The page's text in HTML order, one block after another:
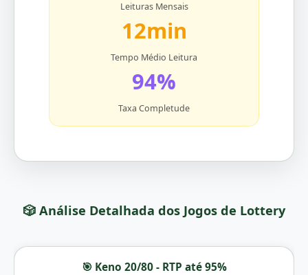
Leituras Mensais
12min
Tempo Médio Leitura
94%
Taxa Completude
🎲 Análise Detalhada dos Jogos de Lottery
🎯 Keno 20/80 - RTP até 95%